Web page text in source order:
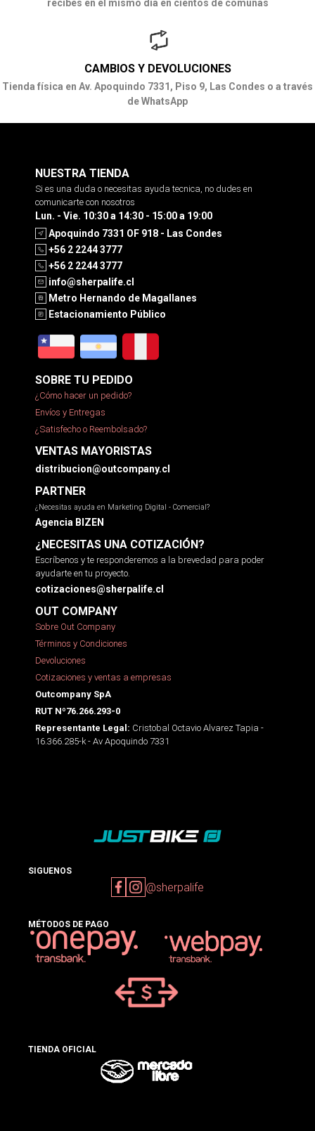
recibes en el mismo día en cientos de comunas
CAMBIOS Y DEVOLUCIONES
Tienda física en Av. Apoquindo 7331, Piso 9, Las Condes o a través
de WhatsApp
NUESTRA TIENDA
Si es una duda o necesitas ayuda tecnica, no dudes en
comunicarte con nosotros
Lun. - Vie. 10:30 a 14:30 - 15:00 a 19:00
Apoquindo 7331 OF 918 - Las Condes
+56 2 2244 3777
+56 2 2244 3777
info@sherpalife.cl
Metro Hernando de Magallanes
Estacionamiento Público
SOBRE TU PEDIDO
¿Cómo hacer un pedido?
Envíos y Entregas
¿Satisfecho o Reembolsado?
VENTAS MAYORISTAS
distribucion@outcompany.cl
PARTNER
¿Necesitas ayuda en Marketing Digital - Comercial?
Agencia BIZEN
¿NECESITAS UNA COTIZACIÓN?
Escríbenos y te responderemos a la brevedad para poder
ayudarte en tu proyecto.
cotizaciones@sherpalife.cl
OUT COMPANY
Sobre Out Company
Términos y Condiciones
Devoluciones
Cotizaciones y ventas a empresas
Outcompany SpA
RUT Nº76.266.293-0
Representante Legal: Cristobal Octavio Alvarez Tapia -
16.366.285-k - Av Apoquindo 7331
SIGUENOS
@sherpalife
MÉTODOS DE PAGO
TIENDA OFICIAL